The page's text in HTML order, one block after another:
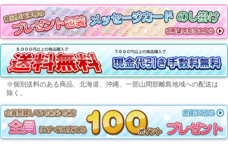
※個別送料のある商品、北海道、沖縄、一部山間部離島地域への配送は
除く。